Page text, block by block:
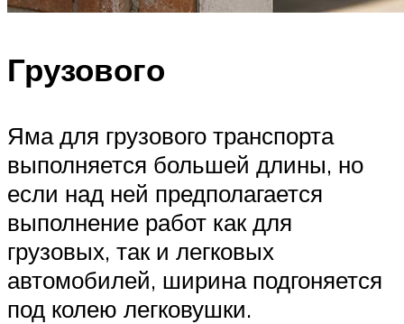
Грузового
Яма для грузового транспорта
выполняется большей длины, но
если над ней предполагается
выполнение работ как для
грузовых, так и легковых
автомобилей, ширина подгоняется
под колею легковушки.